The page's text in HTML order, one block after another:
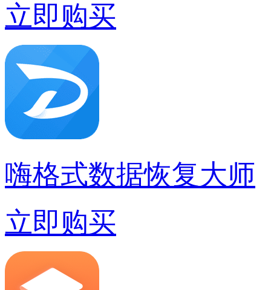
立即购买
嗨格式数据恢复大师
立即购买